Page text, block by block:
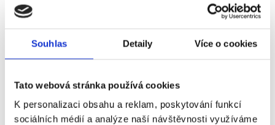
Souhlas Detaily Více o cookies
Tato webová stránka používá cookies
K personalizaci obsahu a reklam, poskytování funkcí
sociálních médií a analýze naší návštěvnosti využíváme
duševní vlastnictví či jiné cenné informace?
ochrany cenných informací je dohoda o
mlčenlivosti (NDA). Co by měla obsahovat
Číst více